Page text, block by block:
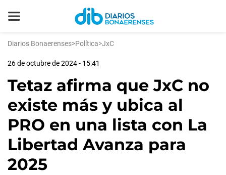
Diarios Bonaerenses>Política>JxC
26 de octubre de 2024 - 15:41
Tetaz afirma que JxC no
existe más y ubica al
PRO en una lista con La
Libertad Avanza para
2025